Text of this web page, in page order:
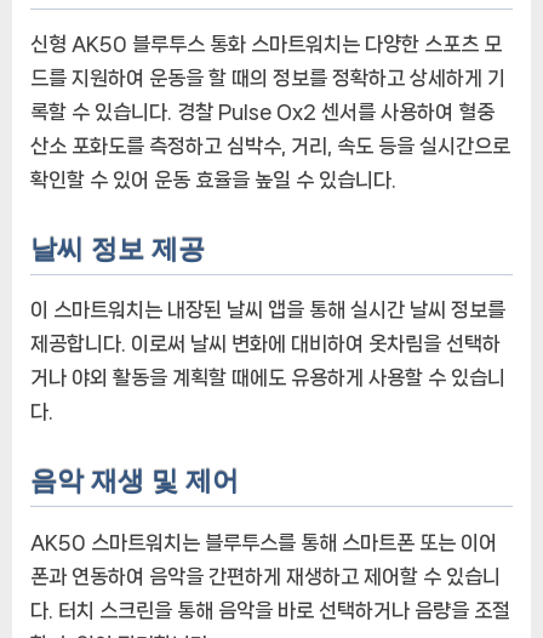
신형 AK50 블루투스 통화 스마트워치는 다양한 스포츠 모
드를 지원하여 운동을 할 때의 정보를 정확하고 상세하게 기
록할 수 있습니다. 경찰 Pulse Ox2 센서를 사용하여 혈중
산소 포화도를 측정하고 심박수, 거리, 속도 등을 실시간으로
확인할 수 있어 운동 효율을 높일 수 있습니다.
날씨 정보 제공
이 스마트워치는 내장된 날씨 앱을 통해 실시간 날씨 정보를
제공합니다. 이로써 날씨 변화에 대비하여 옷차림을 선택하
거나 야외 활동을 계획할 때에도 유용하게 사용할 수 있습니
다.
음악 재생 및 제어
AK50 스마트워치는 블루투스를 통해 스마트폰 또는 이어
폰과 연동하여 음악을 간편하게 재생하고 제어할 수 있습니
다. 터치 스크린을 통해 음악을 바로 선택하거나 음량을 조절